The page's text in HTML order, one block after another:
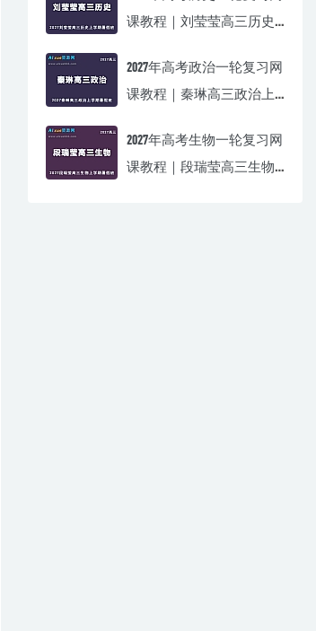
课教程｜刘莹莹高三历史
2027年高考政治一轮复习网
课教程｜秦琳高三政治上
2027年高考生物一轮复习网
课教程｜段瑞莹高三生物